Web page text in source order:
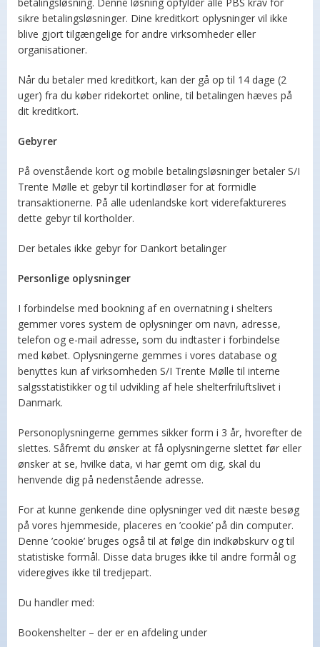
sikre betalingsløsninger. Dine kreditkort oplysninger vil ikke
blive gjort tilgængelige for andre virksomheder eller
organisationer.
Når du betaler med kreditkort, kan der gå op til 14 dage (2
uger) fra du køber ridekortet online, til betalingen hæves på
dit kreditkort.
Gebyrer
På ovenstående kort og mobile betalingsløsninger betaler S/I
Trente Mølle et gebyr til kortindløser for at formidle
transaktionerne. På alle udenlandske kort viderefaktureres
dette gebyr til kortholder.
Der betales ikke gebyr for Dankort betalinger
Personlige oplysninger
I forbindelse med bookning af en overnatning i shelters
gemmer vores system de oplysninger om navn, adresse,
telefon og e-mail adresse, som du indtaster i forbindelse
med købet. Oplysningerne gemmes i vores database og
benyttes kun af virksomheden S/I Trente Mølle til interne
salgsstatistikker og til udvikling af hele shelterfriluftslivet i
Danmark.
Personoplysningerne gemmes sikker form i 3 år, hvorefter de
slettes. Såfremt du ønsker at få oplysningerne slettet før eller
ønsker at se, hvilke data, vi har gemt om dig, skal du
henvende dig på nedenstående adresse.
For at kunne genkende dine oplysninger ved dit næste besøg
på vores hjemmeside, placeres en ’cookie’ på din computer.
Denne ’cookie’ bruges også til at følge din indkøbskurv og til
statistiske formål. Disse data bruges ikke til andre formål og
videregives ikke til tredjepart.
Du handler med:
Bookenshelter – der er en afdeling under